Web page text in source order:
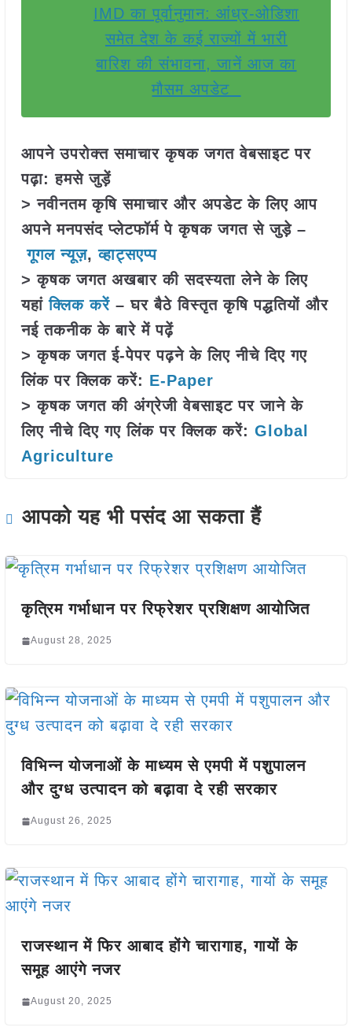
IMD का पूर्वानुमान: आंध्र-ओडिशा
समेत देश के कई राज्यों में भारी
बारिश की संभावना, जानें आज का
मौसम अपडेट
आपने उपरोक्त समाचार कृषक जगत वेबसाइट पर
पढ़ा: हमसे जुड़ें
> नवीनतम कृषि समाचार और अपडेट के लिए आप
अपने मनपसंद प्लेटफॉर्म पे कृषक जगत से जुड़े –
गूगल न्यूज़,व्हाट्सएप्प
> कृषक जगत अखबार की सदस्यता लेने के लिए
यहांक्लिक करें– घर बैठे विस्तृत कृषि पद्धतियों और
नई तकनीक के बारे में पढ़ें
> कृषक जगत ई-पेपर पढ़ने के लिए नीचे दिए गए
लिंक पर क्लिक करें: E-Paper
> कृषक जगत की अंग्रेजी वेबसाइट पर जाने के
लिए नीचे दिए गए लिंक पर क्लिक करें: Global
Agriculture
आपको यह भी पसंद आ सकता हैं
कृत्रिम गर्भाधान पर रिफ्रेशर प्रशिक्षण आयोजित
August 28, 2025
विभिन्न योजनाओं के माध्यम से एमपी में पशुपालन
और दुग्ध उत्पादन को बढ़ावा दे रही सरकार
August 26, 2025
राजस्थान में फिर आबाद होंगे चारागाह, गायों के
समूह आएंगे नजर
August 20, 2025